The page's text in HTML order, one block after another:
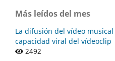
Más leídos del mes
La difusión del vídeo
capacidad viral del vídeoclip
2492